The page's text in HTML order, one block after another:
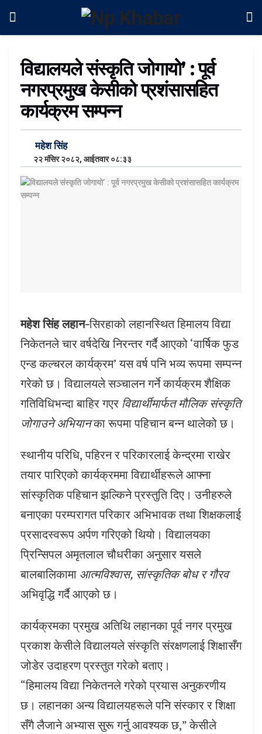
विद्यालयले संस्कृति जोगायो’ : पूर्व
नगरप्रमुख केसीको प्रशंसासहित
कार्यक्रम सम्पन्न
महेश सिंह
२२ मंसिर २०८२, आईतवार ०८:३३
महेश सिंह लहान-सिरहाको लहानस्थित हिमालय विद्या
निकेतनले चार वर्षदेखि निरन्तर गर्दै आएको ‘वार्षिक फुड
एन्ड कल्चरल कार्यक्रम’ यस वर्ष पनि भव्य रूपमा सम्पन्न
गरेको छ। विद्यालयले सञ्चालन गर्ने कार्यक्रम शैक्षिक
गतिविधिभन्दा बाहिर गएर विद्यार्थीमार्फत मौलिक संस्कृति
जोगाउने अभियानका रूपमा पहिचान बन्न थालेको छ।
स्थानीय परिधि, पहिरन र परिकारलाई केन्द्रमा राखेर
तयार पारिएको कार्यक्रममा विद्यार्थीहरूले आफ्ना
सांस्कृतिक पहिचान झल्किने प्रस्तुति दिए। उनीहरुले
बनाएका परम्परागत परिकार अभिभावक तथा शिक्षकलाई
प्रसादस्वरूप अर्पण गरिएको थियो। विद्यालयका
प्रिन्सिपल अमृतलाल चौधरीका अनुसार यसले
बालबालिकामा आत्मविश्वास, सांस्कृतिक बोध र गौरव
अभिवृद्धि गर्दै आएको छ।
कार्यक्रमका प्रमुख अतिथि लहानका पूर्व नगर प्रमुख
प्रकाश केसीले विद्यालयले संस्कृति संरक्षणलाई शिक्षासँग
जोडेर उदाहरण प्रस्तुत गरेको बताए।
“हिमालय विद्या निकेतनले गरेको प्रयास अनुकरणीय
छ। लहानका अन्य विद्यालयहरूले पनि संस्कार र शिक्षा
सँगै लैजाने अभ्यास सुरू गर्नु आवश्यक छ,” केसीले